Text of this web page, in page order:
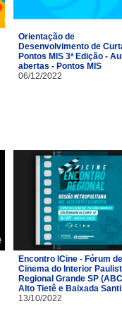
Orientação de
Desenvolvimento de
Pontos MIS 3ª Edição -
abertas - Pontos MIS
06/12/2022
Encontro ICine - Fórum de
Cinema do Interior
Regional Grande SP
Alto Tietê e Baixada
13/10/2022